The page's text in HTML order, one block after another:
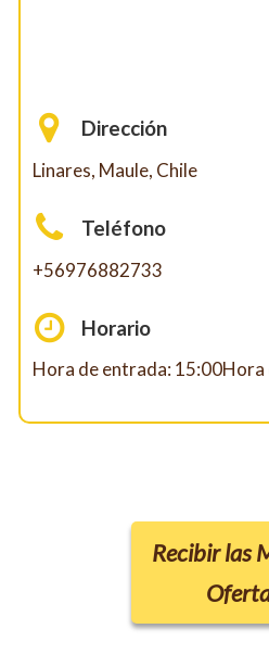
Dirección
Linares, Maule, Chile
Teléfono
+56976882733
Horario
Hora de entrada: 15:00Hora
Recibir las